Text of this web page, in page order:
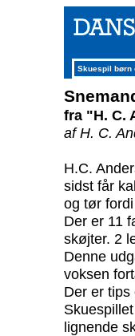
Skuespil børn
fra "H. C.
af H. C.
H.C.
sidst får
og tør
Der er 11
skøjter. 2
Denne
voksen
Der er
lignende